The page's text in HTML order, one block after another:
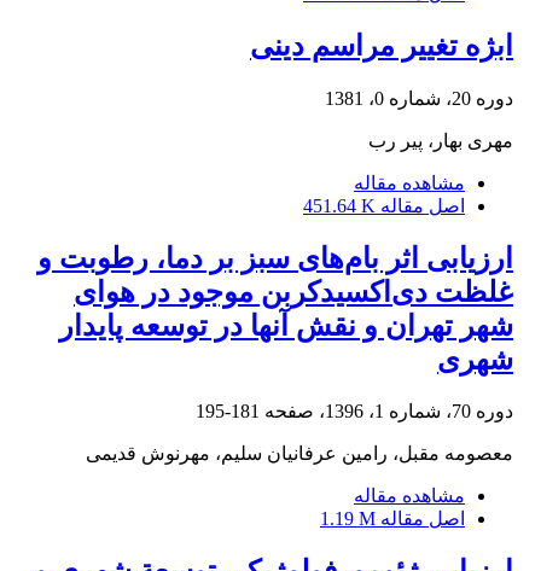
ابژه تغییر مراسم دینی
دوره 20، شماره 0، 1381
مهری بهار، پیر رب
مشاهده مقاله
اصل مقاله 451.64 K
ارزیابی اثر بام‌های سبز بر دما، رطوبت و
غلظت دی‌اکسید‌کربن موجود در هوای
شهر تهران و نقش آنها در توسعه پایدار
شهری
دوره 70، شماره 1، 1396، صفحه 181-195
معصومه مقبل، رامین عرفانیان سلیم، مهرنوش قدیمی
مشاهده مقاله
اصل مقاله 1.19 M